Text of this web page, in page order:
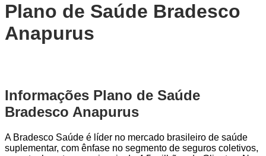
Plano de Saúde Bradesco
Anapurus
Informações Plano de Saúde
Bradesco Anapurus
A Bradesco Saúde é líder no mercado brasileiro de saúde
suplementar, com ênfase no segmento de seguros coletivos,